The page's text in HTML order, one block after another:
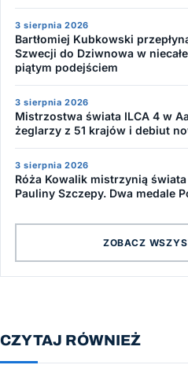
3 sierpnia 2026
Bartłomiej Kubkowski
Szwecji do Dziwnowa w
piątym podejściem
3 sierpnia 2026
Mistrzostwa świata ILCA 4 w
żeglarzy z 51 krajów i debiut
3 sierpnia 2026
Róża Kowalik mistrzynią
Pauliny Szczepy. Dwa medale
ZOBACZ
CZYTAJ RÓWNIEŻ